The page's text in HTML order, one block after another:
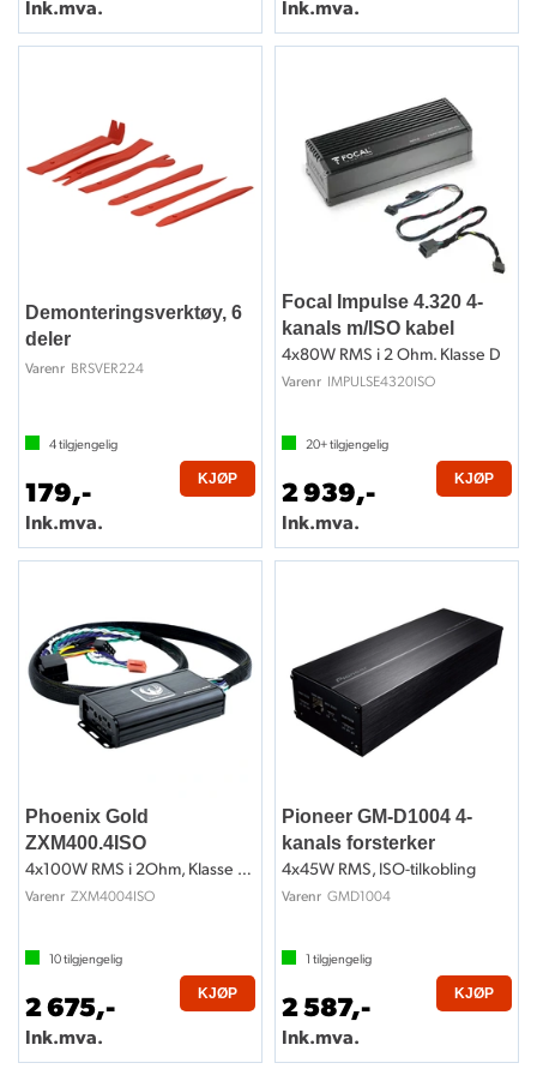
Ink.mva. Ink.mva.
Demonteringsverktøy, 6
deler
Varenr BRSVER224
4tilgjengelig
179,-
Ink.mva.
KJØP
Focal Impulse 4.320 4-
kanals m/ISO kabel
4x80W RMS i 2 Ohm. Klasse D
Varenr IMPULSE4320ISO
20+tilgjengelig
2 939,-
Ink.mva.
KJØP
Phoenix Gold
ZXM400.4ISO
4x100W RMS i 2Ohm, Klasse D, ISO-kobling
Varenr ZXM4004ISO
10tilgjengelig
2 675,-
Ink.mva.
KJØP
Pioneer GM-D1004 4-
kanals forsterker
4x45W RMS, ISO-tilkobling
Varenr GMD1004
1 tilgjengelig
2 587,-
Ink.mva.
KJØP